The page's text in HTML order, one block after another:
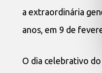
a extraordinária
anos, em 9 de
O dia celebrativo